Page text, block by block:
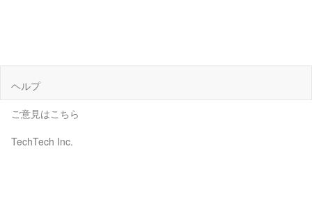
ヘルプ
ご意見はこちら
TechTech Inc.